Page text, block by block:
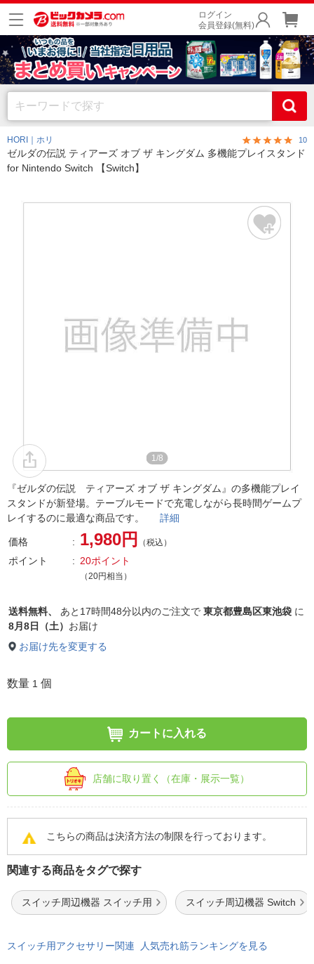
ログイン
会員登録(無料)
HORI｜ホリ 10
ゼルダの伝説 ティアーズ オブ ザ キングダム 多機能プレイスタンド
for Nintendo Switch 【Switch】
1/8
『ゼルダの伝説 ティアーズ オブ ザ キングダム』の多機能プレイ
スタンドが新登場。テーブルモードで充電しながら長時間ゲームプ
レイするのに最適な商品です。 詳細
価格 1,980円 （税込）
ポイント 20ポイント
（20円相当）
送料無料、 あと 17時間48分以内のご注文で 東京都豊島区東池袋 に
8月8日（土） お届け
お届け先を変更する
数量 1 個
カートに入れる
店舗に取り置く（在庫・展示一覧）
こちらの商品は決済方法の制限を行っております。
関連する商品をタグで探す
スイッチ周辺機器 スイッチ用 スイッチ周辺機器 Switch
スイッチ用アクセサリー関連 人気売れ筋ランキングを見る